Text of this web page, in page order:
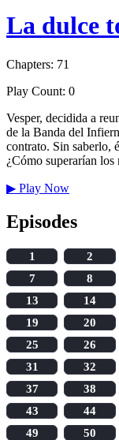
La dulce
Chapters: 71
Play Count: 0
Vesper, decidida a
de la Banda del
contrato. Sin saberlo,
¿Cómo superarían
▶ Play Now
Episodes
1 2
7
8
13
14
19
20
25
26
31
32
37
38
43
44
49
50